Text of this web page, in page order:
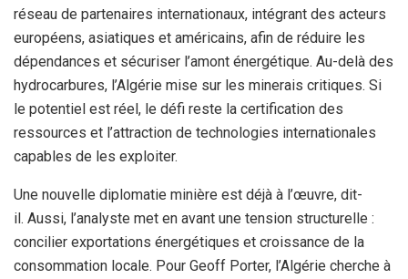
réseau de partenaires internationaux, intégrant des acteurs
européens, asiatiques et américains, afin de réduire les
dépendances et sécuriser l’amont énergétique. Au-delà des
hydrocarbures, l’Algérie mise sur les minerais critiques. Si
le potentiel est réel, le défi reste la certification des
ressources et l’attraction de technologies internationales
capables de les exploiter.
Une nouvelle diplomatie minière est déjà à l’œuvre, dit-
il. Aussi, l’analyste met en avant une tension structurelle :
concilier exportations énergétiques et croissance de la
consommation locale. Pour Geoff Porter, l’Algérie cherche à